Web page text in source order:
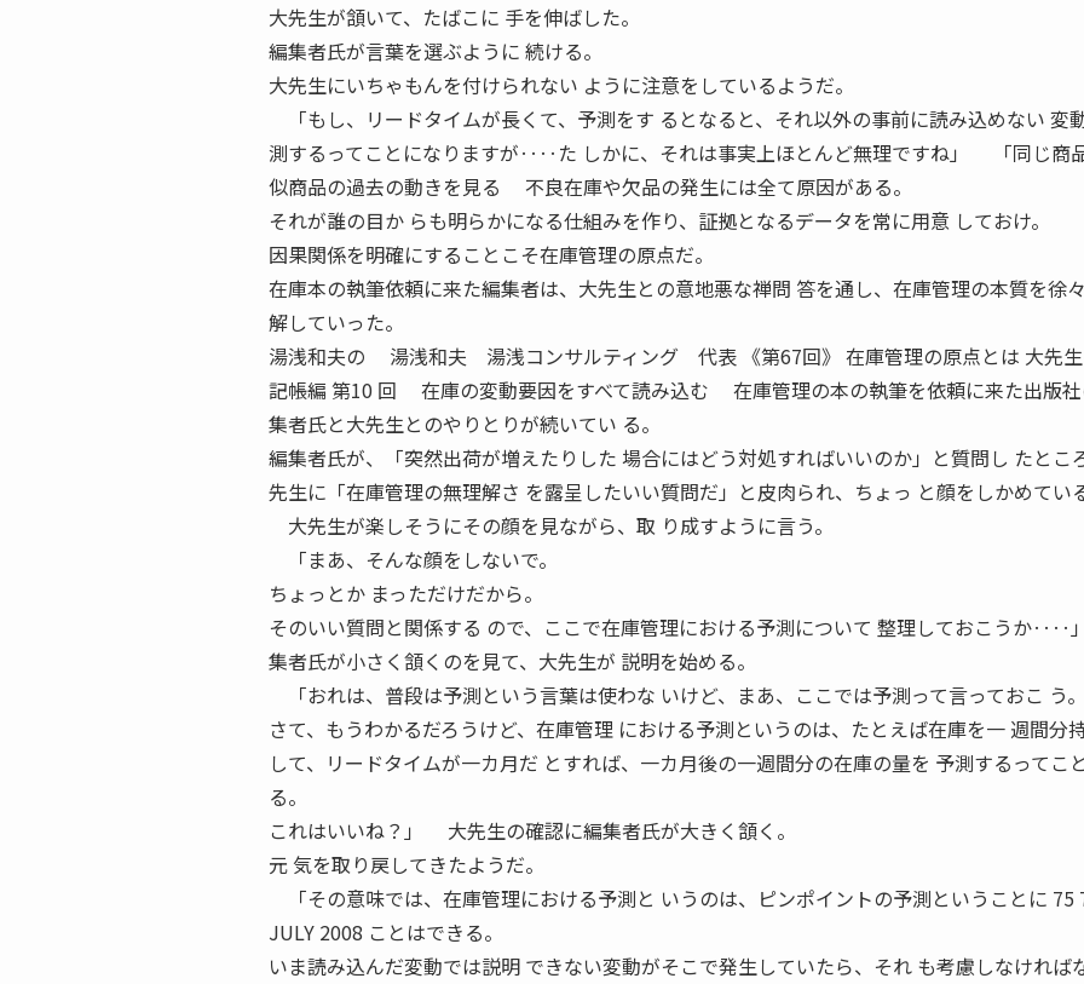
大先生が頷いて、たばこに 手を伸ばした。
編集者氏が言葉を選ぶように 続ける。
大先生にいちゃもんを付けられない ように注意をしているようだ。
「もし、リードタイムが長くて、予測をす るとなると、それ以外の事前に読み込めない 変
測するってことになりますが‥‥た しかに、それは事実上ほとんど無理ですね」 「同じ商
似商品の過去の動きを見る 不良在庫や欠品の発生には全て原因がある。
それが誰の目か らも明らかになる仕組みを作り、証拠となるデータを常に用意 しておけ。
因果関係を明確にすることこそ在庫管理の原点だ。
在庫本の執筆依頼に来た編集者は、大先生との意地悪な禅問 答を通し、在庫管理の本質を徐
解していった。
湯浅和夫の 湯浅和夫 湯浅コンサルティング 代表 《第67回》 在庫管理の原点とは 大先
記帳編 第10 回 在庫の変動要因をすべて読み込む 在庫管理の本の執筆を依頼に来た出版社
集者氏と大先生とのやりとりが続いてい る。
編集者氏が、「突然出荷が増えたりした 場合にはどう対処すればいいのか」と質問し たとこ
先生に「在庫管理の無理解さ を露呈したいい質問だ」と皮肉られ、ちょっ と顔をしかめてい
大先生が楽しそうにその顔を見ながら、取 り成すように言う。
「まあ、そんな顔をしないで。
ちょっとか まっただけだから。
そのいい質問と関係する ので、ここで在庫管理における予測について 整理しておこうか
集者氏が小さく頷くのを見て、大先生が 説明を始める。
「おれは、普段は予測という言葉は使わな いけど、まあ、ここでは予測って言っておこ う。
さて、もうわかるだろうけど、在庫管理 における予測というのは、たとえば在庫を一 週間分
して、リードタイムが一カ月だ とすれば、一カ月後の一週間分の在庫の量を 予測するってこ
る。
これはいいね？」 大先生の確認に編集者氏が大きく頷く。
元 気を取り戻してきたようだ。
「その意味では、在庫管理における予測と いうのは、ピンポイントの予測ということに
JULY 2008 ことはできる。
いま読み込んだ変動では説明 できない変動がそこで発生していたら、それ も考慮しなければ